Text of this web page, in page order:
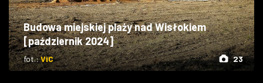
Budowa miejskiej plaży nad Wisłokiem
[październik 2024]
fot.:ViC 23